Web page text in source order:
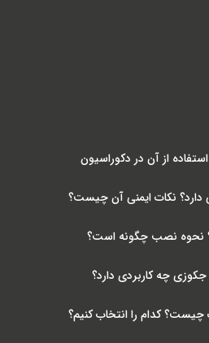
از آن در دکوراسیون
نکات ایمنی آن چیست؟
نحوه نصب چگونه است؟
کدام را انتخاب کنیم؟